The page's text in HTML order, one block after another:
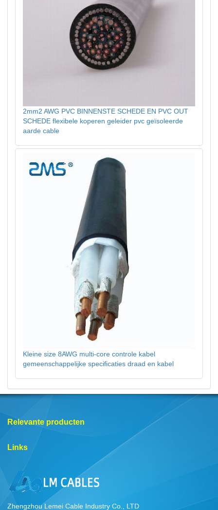
2mm2 AWG PVC BINNENSTE SCHEDE EN PVC OUT
SCHEDE flexibele koperen geleider pvc geïsoleerde
aarde cable
Kleine size 8AWG multi-core controle kabel
gemeenschappelijke specificaties draad en kabel
Relevante producten
Links
Zhengzhou Lemei Cable Industry Co., LTD